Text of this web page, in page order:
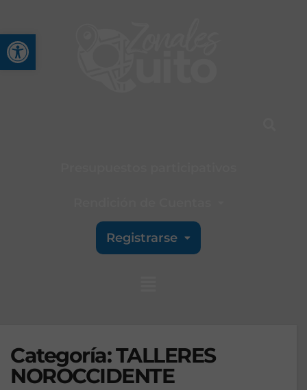
Abrir barra de
Registrarse
Categoría:TALLERES
NOROCCIDENTE